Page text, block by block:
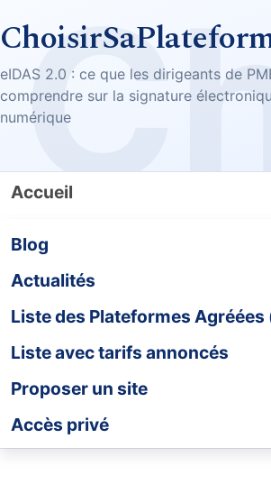
eIDAS 2.0 : ce que les dirigeants de
comprendre sur la signature
numérique
Accueil
Blog
Actualités
Liste des Plateformes Agréées
Liste avec tarifs annoncés
Proposer un site
Accès privé